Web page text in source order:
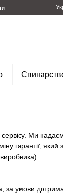
сервісу. Ми
гарантії, який
умови